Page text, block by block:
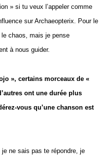
» si tu veux l’appeler comme
sur Archaeopterix. Pour le
chaos, mais je pense
à nous guider.
», certains morceaux de «
ont une durée plus
vous qu’une chanson est
je ne sais pas te répondre, je